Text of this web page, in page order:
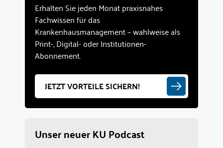
Erhalten Sie jeden Monat praxisnahes
Fachwissen für das
Krankenhausmanagement – wahlweise als
Print-, Digital- oder Institutionen-
Abonnement.
JETZT VORTEILE SICHERN!
Unser neuer KU Podcast